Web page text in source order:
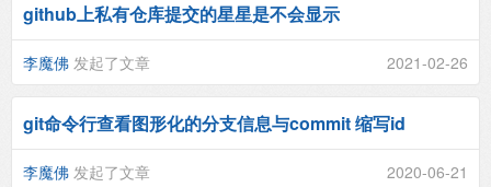
github上私有仓库提交的星星是不会显示
李魔佛 发起了文章 2021-02-26
git命令行查看图形化的分支信息与commit 缩写id
李魔佛 发起了文章 2020-06-21